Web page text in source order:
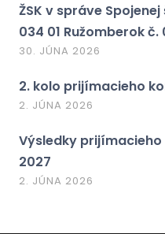
ŽSK v správe
034 01 Ružomberok č.
30. JÚNA 2026
2. kolo prijímacieho
2. JÚNA 2026
Výsledky
2027
2. JÚNA 2026